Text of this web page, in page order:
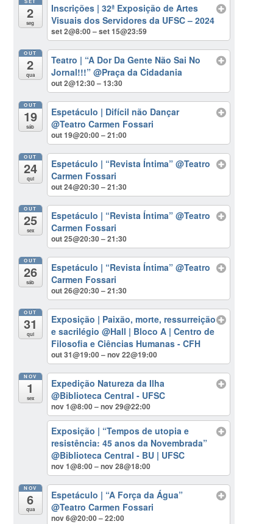
2
seg
Inscrições | 32ª Exposição de Artes
Visuais dos Servidores da UFSC – 2024
set 2@8:00 – set 15@23:59
OUT
2
qua
Teatro | “A Dor Da Gente Não Sai No
Jornal!!!”@Praça da Cidadania
out 2@12:30 – 13:30
OUT
19
sáb
Espetáculo | Difícil não Dançar
@Teatro Carmen Fossari
out 19@20:00 – 21:00
OUT
24
qui
Espetáculo | “Revista Íntima”@Teatro
Carmen Fossari
out 24@20:30 – 21:30
OUT
25
sex
Espetáculo | “Revista Íntima”@Teatro
Carmen Fossari
out 25@20:30 – 21:30
OUT
26
sáb
Espetáculo | “Revista Íntima”@Teatro
Carmen Fossari
out 26@20:30 – 21:30
OUT
31
qui
Exposição | Paixão, morte, ressurreição
e sacrilégio@Hall | Bloco A | Centro de
Filosofia e Ciências Humanas - CFH
out 31@19:00 – nov 22@19:00
NOV
1
sex
Expedição Natureza da Ilha
@Biblioteca Central - UFSC
nov 1@8:00 – nov 29@22:00
Exposição | “Tempos de utopia e
resistência: 45 anos da Novembrada”
@Biblioteca Central - BU | UFSC
nov 1@8:00 – nov 28@18:00
NOV
6
qua
Espetáculo | “A Força da Água”
@Teatro Carmen Fossari
nov 6@20:00 – 22:00